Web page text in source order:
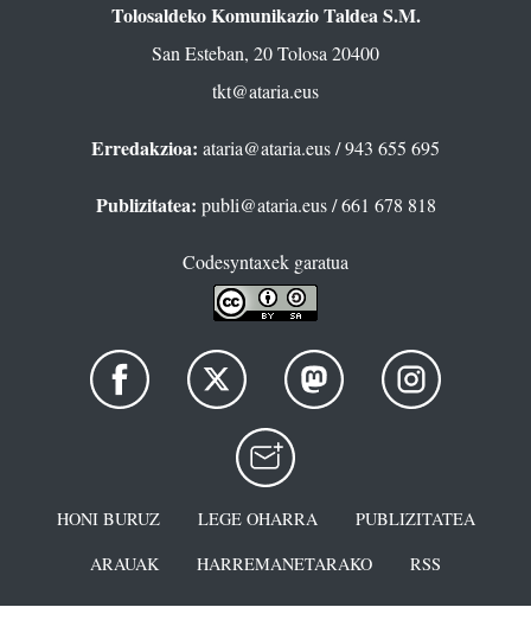
Tolosaldeko Komunikazio Taldea S.M.
San Esteban, 20 Tolosa 20400
tkt@ataria.eus
Erredakzioa: ataria@ataria.eus/ 943 655 695
Publizitatea: publi@ataria.eus/ 661 678 818
Codesyntaxek garatua
HONI BURUZ LEGE OHARRA
PUBLIZITATEA
ARAUAK
HARREMANETARAKO RSS